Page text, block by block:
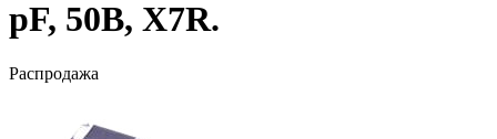
pF, 50В, X7R.
Распродажа